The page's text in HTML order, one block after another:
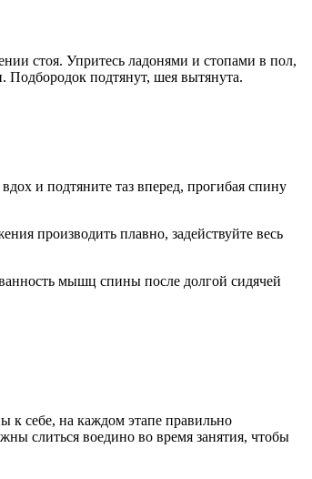
стоя. Упритесь ладонями и стопами в пол,
Подбородок подтянут, шея вытянута.
и подтяните таз вперед, прогибая спину
производить плавно, задействуйте весь
мышц спины после долгой сидячей
к себе, на каждом этапе правильно
слиться воедино во время занятия, чтобы